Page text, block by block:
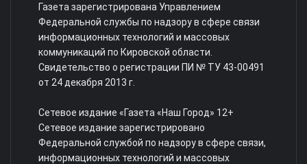
Газета зарегистрирована Управлением
Федеральной службы по надзору в сфере связи
информационных технологий и массовых
коммуникаций по Кировской области.
Свидетельство о регистрации ПИ № ТУ 43-00491
от 24 декабря 2013 г.
Сетевое издание «Газета «Наш Город» 12+
Сетевое издание зарегистрировано
Федеральной службой по надзору в сфере связи,
информационных технологий и массовых